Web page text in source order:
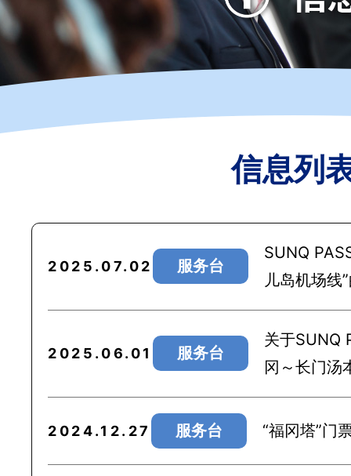
信息列
2025.07.02 服务台
SUNQ
儿岛机场线
2025.06.01 服务台
关于SUNQ
冈～长门汤
2024.12.27 服务台 “福冈塔”门